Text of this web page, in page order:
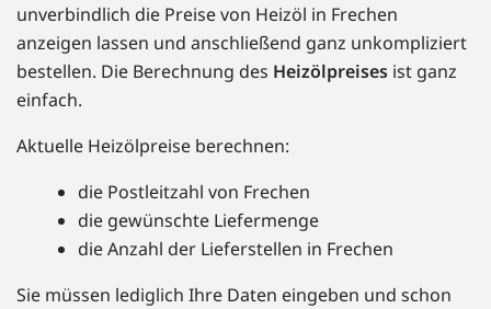
unverbindlich die Preise von Heizöl in Frechen
anzeigen lassen und anschließend ganz unkompliziert
bestellen. Die Berechnung des Heizölpreises ist ganz
einfach.
Aktuelle Heizölpreise berechnen:
die Postleitzahl von Frechen
die gewünschte Liefermenge
die Anzahl der Lieferstellen in Frechen
Sie müssen lediglich Ihre Daten eingeben und schon